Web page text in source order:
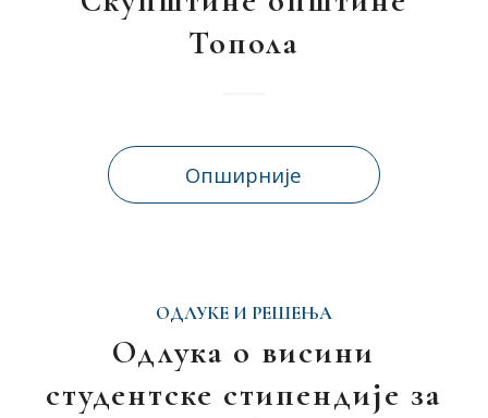
Топола
Опширније
ОДЛУКЕ И РЕШЕЊА
Одлука о висини
студентске стипендије за